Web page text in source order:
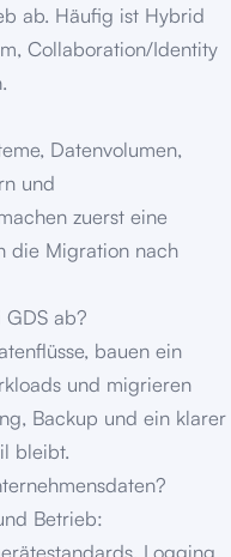
ab. Häufig ist Hybrid
Collaboration/Identity
Datenvolumen,
und
zuerst eine
die Migration nach
ab?
bauen ein
und migrieren
Backup und ein klarer
bleibt.
Betrieb:
Logging